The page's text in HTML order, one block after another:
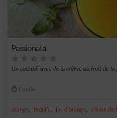
Passionata
Un cocktail avec de la crème de fruit de
Facile
orange, tequila, jus d'orange, crème de